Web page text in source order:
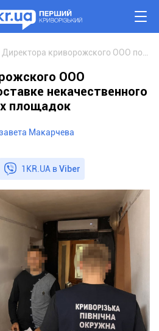
ООО
некачественного
площадок
Макарчева
1KR.UA вViber